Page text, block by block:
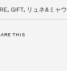
, GIFT, リュネ&ミャウ
THIS